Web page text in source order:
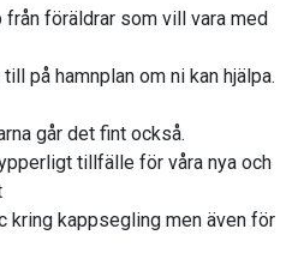
föräldrar som vill vara med
på hamnplan om ni kan hjälpa.
går det fint också.
tillfälle för våra nya och
kring kappsegling men även för